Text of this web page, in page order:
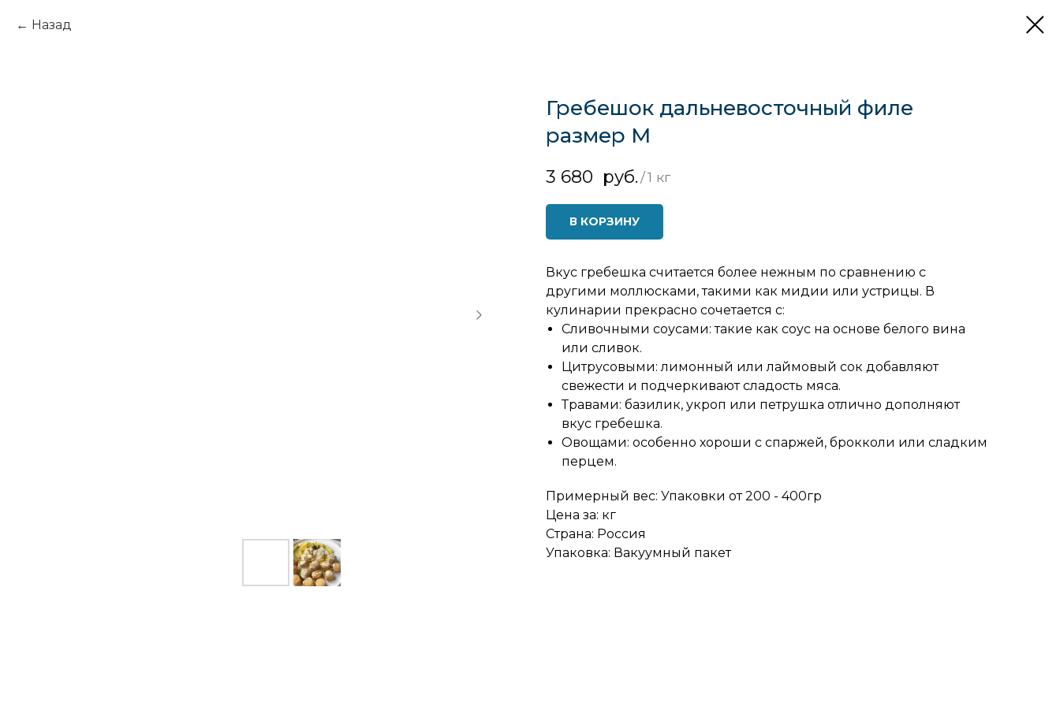
Назад
Гребешок дальневосточный филе
размер M
3 680 руб. /1 кг
В КОРЗИНУ
Вкус гребешка считается более нежным по сравнению с
другими моллюсками, такими как мидии или устрицы. В
кулинарии прекрасно сочетается с:
Сливочными соусами: такие как соус на основе белого вина
или сливок.
Цитрусовыми: лимонный или лаймовый сок добавляют
свежести и подчеркивают сладость мяса.
Травами: базилик, укроп или петрушка отлично дополняют
вкус гребешка.
Овощами: особенно хороши с спаржей, брокколи или сладким
перцем.
Примерный вес: Упаковки от 200 - 400гр
Цена за: кг
Страна: Россия
Упаковка: Вакуумный пакет